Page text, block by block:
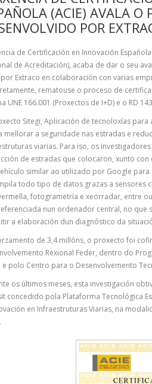
(ACIE) AVALA O
POR
de Certificación en Innovación
de Acreditación), acaba de dar o seu
Extraco en colaboración con varias
rematouse o proceso de
UNE 166.001 (Proxectos de I+D) e o RD
Sitegi, Aplicación de tecnoloxías
mellorar a seguridade nas estradas e
viarias. Para iso, os
de estradas que colocaron, xunto
similar ao utilizado por Google para
todo tipo de datos grazas a sensores
fotogrametría e xeorradar, entre
nun ordenador central, no que
a elaboración dun diagnóstico da
de 3,4 millóns, o proxecto foi
Rexional Feder, dentro do
e polo Centro para o Desenvolvemento
os últimos meses, esta investigación
concedido pola Plataforma Tecnológica
en Infraestruturas Viarias, na